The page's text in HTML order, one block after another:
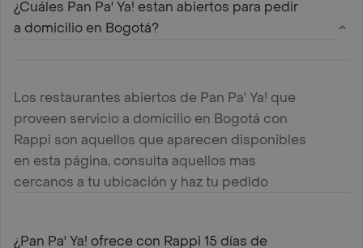
¿Cuáles Pan Pa' Ya! estan abiertos para pedir
a domicilio en Bogotá?
Los restaurantes abiertos de Pan Pa' Ya! que
proveen servicio a domicilio en Bogotá con
Rappi son aquellos que aparecen disponibles
en esta página, consulta aquellos mas
cercanos a tu ubicación y haz tu pedido
¿Pan Pa' Ya! ofrece con Rappi 15 días de